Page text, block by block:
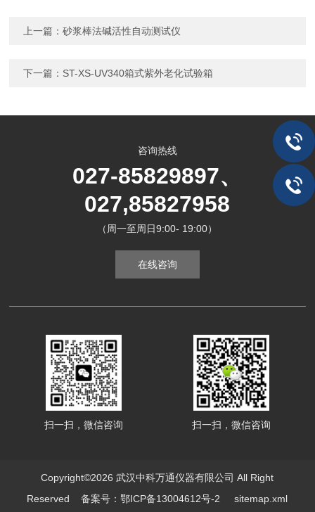
上一篇：砂浆棒法碱活性自动测试仪
下一篇： ST-XS-UV340箱式紫外老化试验箱
咨询热线
027-85829897、
027,85827958
（周一至周日9:00- 19:00）
在线咨询
扫一扫，微信咨询 扫一扫，微信咨询
Copyright©2026 武汉中科万通仪器有限公司 All Right
Reserved备案号：鄂ICP备13004612号-2 sitemap.xml